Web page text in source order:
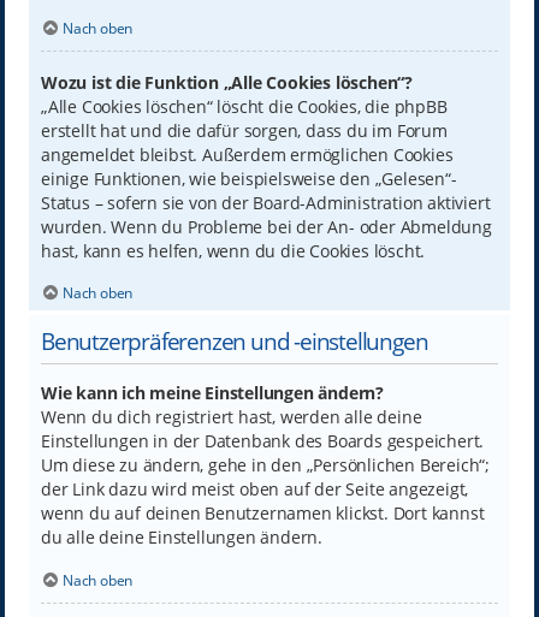
Nach oben
Wozu ist die Funktion „Alle Cookies löschen“?
„Alle Cookies löschen“ löscht die Cookies, die phpBB
erstellt hat und die dafür sorgen, dass du im Forum
angemeldet bleibst. Außerdem ermöglichen Cookies
einige Funktionen, wie beispielsweise den „Gelesen“-
Status – sofern sie von der Board-Administration aktiviert
wurden. Wenn du Probleme bei der An- oder Abmeldung
hast, kann es helfen, wenn du die Cookies löscht.
Nach oben
Benutzerpräferenzen und -einstellungen
Wie kann ich meine Einstellungen ändern?
Wenn du dich registriert hast, werden alle deine
Einstellungen in der Datenbank des Boards gespeichert.
Um diese zu ändern, gehe in den „Persönlichen Bereich“;
der Link dazu wird meist oben auf der Seite angezeigt,
wenn du auf deinen Benutzernamen klickst. Dort kannst
du alle deine Einstellungen ändern.
Nach oben